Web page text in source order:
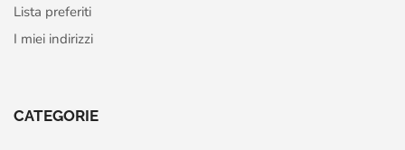
Lista preferiti
I miei indirizzi
CATEGORIE